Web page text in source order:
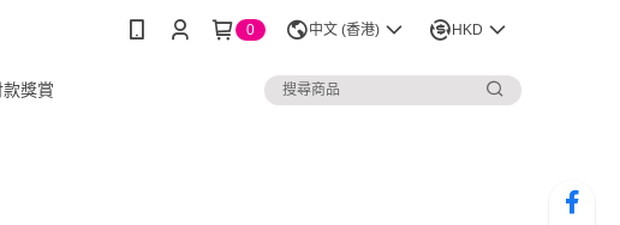
0 中文 (香港) HKD
款獎賞